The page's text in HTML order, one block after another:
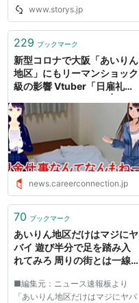
www.storys.jp
229 ブックマーク
新型コロナで大阪「あいりん
地区」にもリーマンショック
級の影響 Vtuber「日雇礼
リコネニュース
news.careerconnection.jp
70 ブックマーク
あいりん地区だけはマジにヤ
バイ 遊び半分で足を踏み入
れてみろ 周りの街とは一線
ァルファモザイク
■編集元：ニュース速報板より
「あいりん地区だけはマジにヤバ